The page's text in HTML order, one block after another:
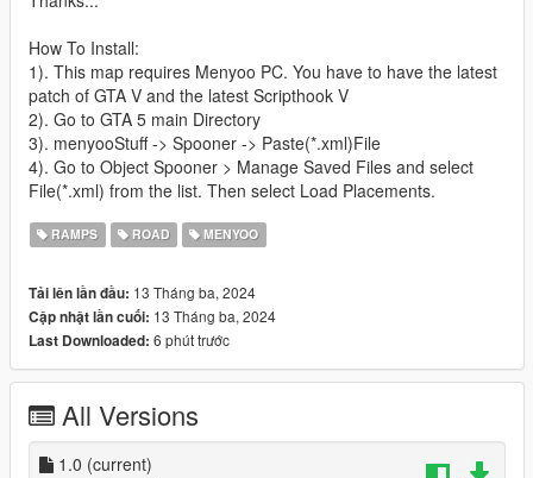
How To Install:
1). This map requires Menyoo PC. You have to have the latest
patch of GTA V and the latest Scripthook V
2). Go to GTA 5 main Directory
3). menyooStuff -> Spooner -> Paste(*.xml)File
4). Go to Object Spooner > Manage Saved Files and select
File(*.xml) from the list. Then select Load Placements.
RAMPS ROAD MENYOO
Tải lên lần đầu: 13 Tháng ba, 2024
Cập nhật lần cuối: 13 Tháng ba, 2024
Last Downloaded: 6 phút trước
All Versions
1.0 (current)